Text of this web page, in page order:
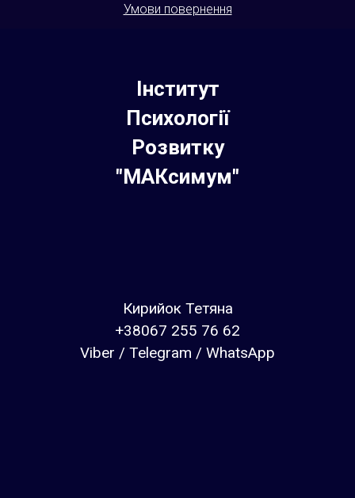
Умови повернення
Інститут
Психології
Розвитку
"МАКсимум"
Кирийок Тетяна
+38067 255 76 62
Viber / Telegram / WhatsApp